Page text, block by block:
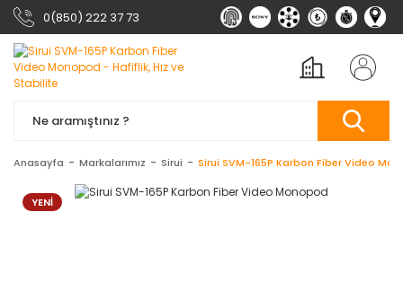
0(850) 222 37 73
Anasayfa Markalarımız Sirui Sirui SVM-165P Karbon Fiber Video
YENİ